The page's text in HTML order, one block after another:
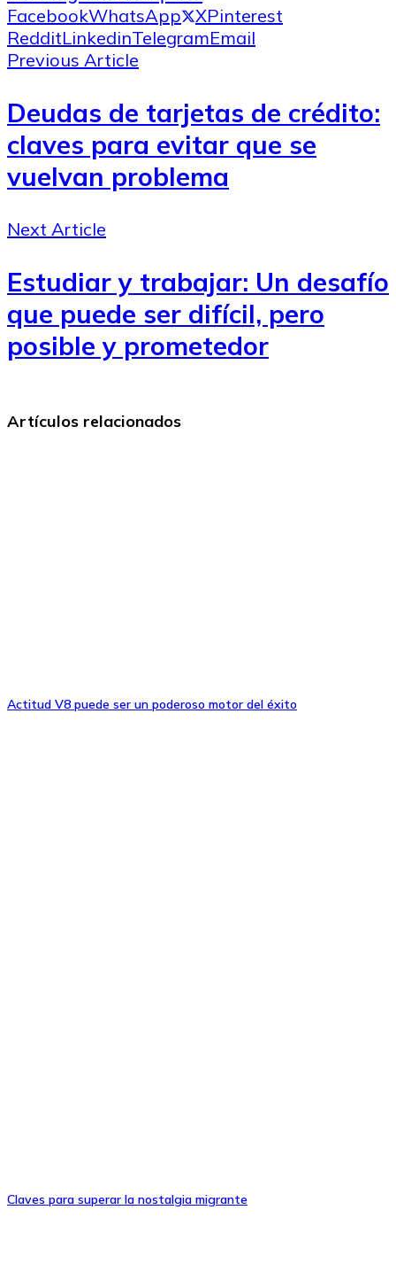
FacebookWhatsApp XPinterest
RedditLinkedinTelegramEmail
Previous Article
Deudas de tarjetas de crédito:
claves para evitar que se
vuelvan problema
Next Article
Estudiar y trabajar: Un desafío
que puede ser difícil, pero
posible y prometedor
Artículos relacionados
Actitud V8 puede ser un poderoso motor del éxito
Claves para superar la nostalgia migrante